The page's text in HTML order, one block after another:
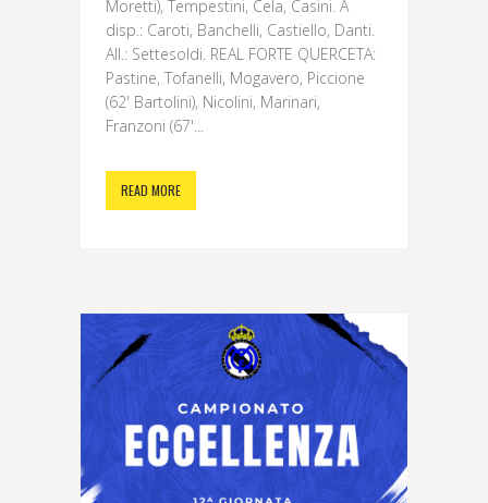
Moretti), Tempestini, Cela, Casini. A
disp.: Caroti, Banchelli, Castiello, Danti.
All.: Settesoldi. REAL FORTE QUERCETA:
Pastine, Tofanelli, Mogavero, Piccione
(62' Bartolini), Nicolini, Marinari,
Franzoni (67'...
READ MORE